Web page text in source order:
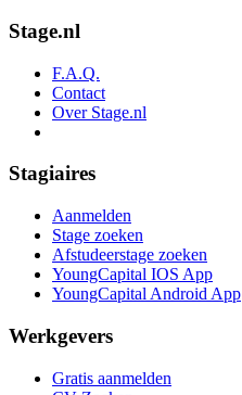
Stage.nl
F.A.Q.
Contact
Over Stage.nl
Stagiaires
Aanmelden
Stage zoeken
Afstudeerstage zoeken
YoungCapital IOS App
YoungCapital Android App
Werkgevers
Gratis aanmelden